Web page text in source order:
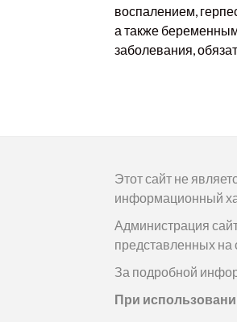
воспалением,
а также
заболевания,
Этот сайт не
информационный
Администрация
представленных на
За подробной
При